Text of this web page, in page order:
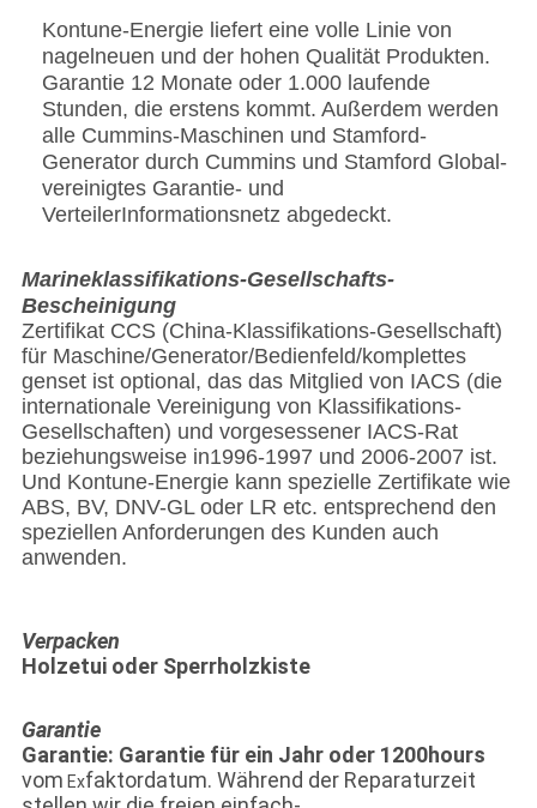
Kontune-Energie liefert eine volle Linie von
nagelneuen und der hohen Qualität Produkten.
Garantie 12 Monate oder 1.000 laufende
Stunden, die erstens kommt. Außerdem werden
alle Cummins-Maschinen und Stamford-
Generator durch Cummins und Stamford Global-
vereinigtes Garantie- und
VerteilerInformationsnetz abgedeckt.
Marineklassifikations-Gesellschafts-
Bescheinigung
Zertifikat CCS (China-Klassifikations-Gesellschaft)
für Maschine/Generator/Bedienfeld/komplettes
genset ist optional, das das Mitglied von IACS (die
internationale Vereinigung von Klassifikations-
Gesellschaften) und vorgesessener IACS-Rat
beziehungsweise in1996-1997 und 2006-2007 ist.
Und Kontune-Energie kann spezielle Zertifikate wie
ABS, BV, DNV-GL oder LR etc. entsprechend den
speziellen Anforderungen des Kunden auch
anwenden.
Verpacken
Holzetui oder Sperrholzkiste
Garantie
Garantie: Garantie für ein Jahr oder 1200hours
vom Exfaktordatum. Während der Reparaturzeit